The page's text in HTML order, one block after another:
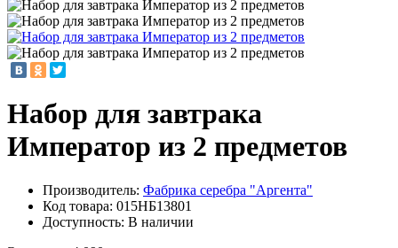
Набор для завтрака
Император из 2 предметов
Производитель: Фабрика серебра "Аргента"
Код товара: 015НБ13801
Доступность: В наличии